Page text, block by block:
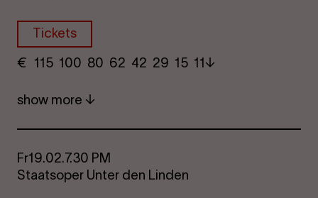
Tickets
€ ​ 115 100 80​ 62 42 29​ 15 11
show more
Fr19.02.7.30 PM
Staatsoper Unter den Linden